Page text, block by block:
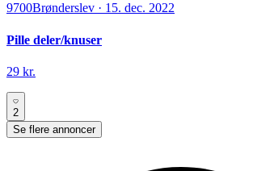
9700Brønderslev · 15. dec. 2022
Pille deler/knuser
29 kr.
2
Se flere annoncer